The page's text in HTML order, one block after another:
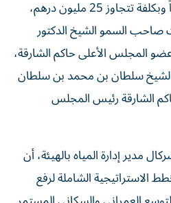
أطوال يصل إلى 37 كيلومتراً وبكلفة تتجاوز 25 مليون درهم،
صاحب السمو الشيخ الدكتور
المجلس الأعلى حاكم الشارقة،
سلطان بن محمد بن سلطان
الشارقة رئيس المجلس
مدير إدارة المياه بالهيئة، أن
الاستراتيجية الشاملة لرفع